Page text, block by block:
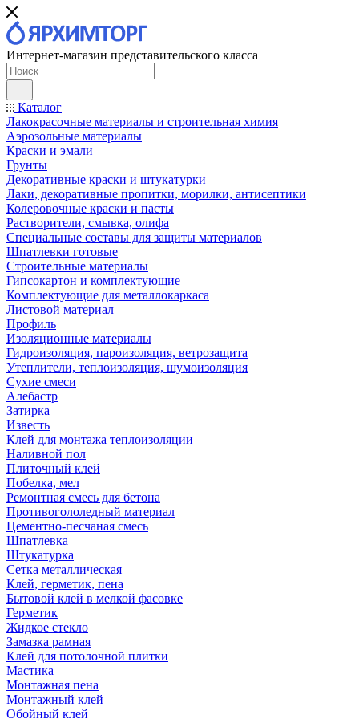
Интернет-магазин представительского класса
Каталог
Лакокрасочные материалы и строительная химия
Аэрозольные материалы
Краски и эмали
Грунты
Декоративные краски и штукатурки
Лаки, декоративные пропитки, морилки, антисептики
Колеровочные краски и пасты
Растворители, смывка, олифа
Специальные составы для защиты материалов
Шпатлевки готовые
Строительные материалы
Гипсокартон и комплектующие
Комплектующие для металлокаркаса
Листовой материал
Профиль
Изоляционные материалы
Гидроизоляция, пароизоляция, ветрозащита
Утеплители, теплоизоляция, шумоизоляция
Сухие смеси
Алебастр
Затирка
Известь
Клей для монтажа теплоизоляции
Наливной пол
Плиточный клей
Побелка, мел
Ремонтная смесь для бетона
Противогололедный материал
Цементно-песчаная смесь
Шпатлевка
Штукатурка
Сетка металлическая
Клей, герметик, пена
Бытовой клей в мелкой фасовке
Герметик
Жидкое стекло
Замазка рамная
Клей для потолочной плитки
Мастика
Монтажная пена
Монтажный клей
Обойный клей